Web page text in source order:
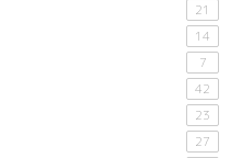
21
14
7
42
23
27